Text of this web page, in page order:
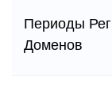
Периоды
Доменов